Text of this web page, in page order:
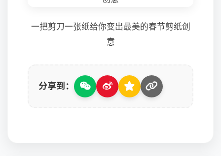
一把剪刀一张纸给你变出最美的春节剪纸创
意
分享到：